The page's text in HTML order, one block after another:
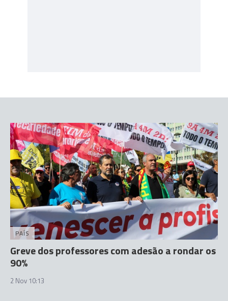
PAÍS
Greve dos professores com adesão a rondar os
90%
2 Nov 10:13